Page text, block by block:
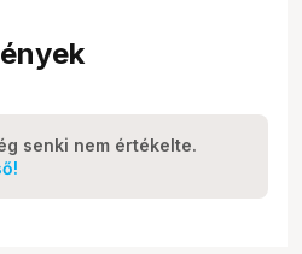
senki nem értékelte.